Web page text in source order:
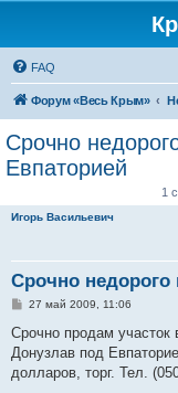
FAQ
Форум «Весь Крым»
Срочно
Евпаторией
1
Игорь Васильевич
Срочно недорого
С
о
щ
е
27 май 2009, 11:06
Срочно продам участок
Донузлав под
долларов, торг. Тел.